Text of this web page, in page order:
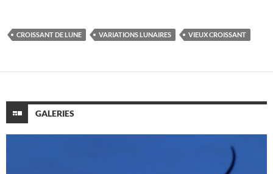
CROISSANT DE LUNE VARIATIONS LUNAIRES VIEUX CROISSANT
GALERIES